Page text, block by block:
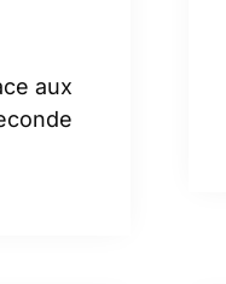
aux